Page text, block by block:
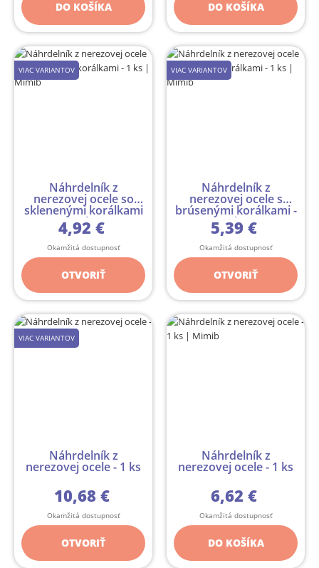
DO KOŠÍKA DO KOŠÍKA
VIAC VARIANTOV
Náhrdelník z
nerezovej ocele so
sklenenými korálkami
- 1 ks
4,92 €
Okamžitá dostupnosť
OTVORIŤ
VIAC VARIANTOV
Náhrdelník z
nerezovej ocele s
brúsenými korálkami -
1 ks
5,39 €
Okamžitá dostupnosť
OTVORIŤ
VIAC VARIANTOV
Náhrdelník z
nerezovej ocele - 1 ks
10,68 €
Okamžitá dostupnosť
OTVORIŤ
Náhrdelník z
nerezovej ocele - 1 ks
6,62 €
Okamžitá dostupnosť
DO KOŠÍKA